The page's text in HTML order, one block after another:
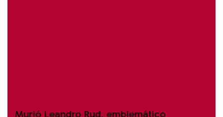
Murió Leandro Rud, emblemático